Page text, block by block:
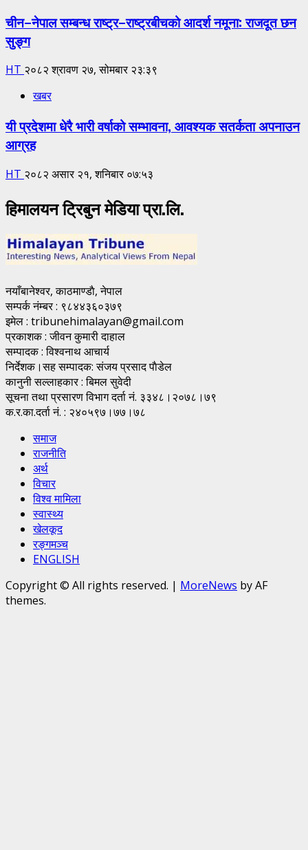
चीन–नेपाल सम्बन्ध राष्ट्र–राष्ट्रबीचको आदर्श नमूना: राजदूत छन
सुङ्ग
HT २०८२ श्रावण २७, सोमबार २३:३९
खबर
यी प्रदेशमा धेरै भारी वर्षाको सम्भावना, आवश्यक सतर्कता अपनाउन
आग्रह
HT २०८२ असार २१, शनिबार ०७:५३
हिमालयन ट्रिबुन मेडिया प्रा.लि.
नयाँबानेश्वर, काठमाण्डाै, नेपाल
सम्पर्क नंम्बर : ९८४४३६०३७९
इमेल : tribunehimalayan@gmail.com
प्रकाशक : जीवन कुमारी दाहाल
सम्पादक : विश्वनाथ आचार्य
निर्देशक।सह सम्पादक: संजय प्रसाद पाैडेल
कानुनी सल्लाहकार : बिमल सुवेदी
सूचना तथा प्रसारण विभाग दर्ता नं. ३३४८।२०७८।७९
क.र.का.दर्ता नं. : २४०५९७।७७।७८
समाज
राजनीति
अर्थ
विचार
विश्व मामिला
स्वास्थ्य
खेलकूद
रङ्गमञ्च
ENGLISH
Copyright © All rights reserved. | MoreNews by AF
themes.